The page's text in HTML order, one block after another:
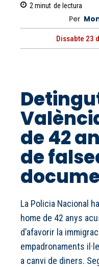
2 minut de lectura
Per
Dissabte 23
de 42
de
La Policia Nacional
home de 42 anys
d’afavorir la
empadronaments
a canvi de diners.